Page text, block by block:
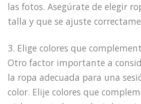
las fotos. Asegúrate de elegir
talla y que se ajuste
3. Elige colores que
Otro factor importante a
la ropa adecuada para una
color. Elije colores que